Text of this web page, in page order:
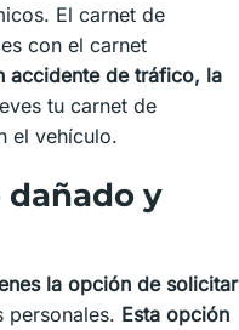
El carnet de
con el carnet
accidente de tráfico, la
tu carnet de
el vehículo.
dañado y
la opción de solicitar
personales. Esta opción